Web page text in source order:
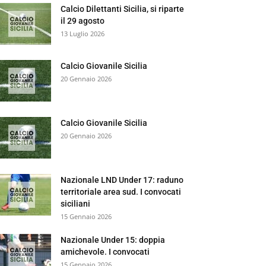
Calcio Dilettanti Sicilia, si riparte
il 29 agosto
13 Luglio 2026
Calcio Giovanile Sicilia
20 Gennaio 2026
Calcio Giovanile Sicilia
20 Gennaio 2026
Nazionale LND Under 17: raduno
territoriale area sud. I convocati
siciliani
15 Gennaio 2026
Nazionale Under 15: doppia
amichevole. I convocati